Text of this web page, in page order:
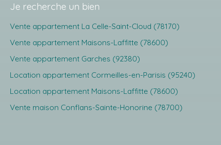
Je recherche un bien
Vente appartement La Celle-Saint-Cloud (78170)
Vente appartement Maisons-Laffitte (78600)
Vente appartement Garches (92380)
Location appartement Cormeilles-en-Parisis (95240)
Location appartement Maisons-Laffitte (78600)
Vente maison Conflans-Sainte-Honorine (78700)